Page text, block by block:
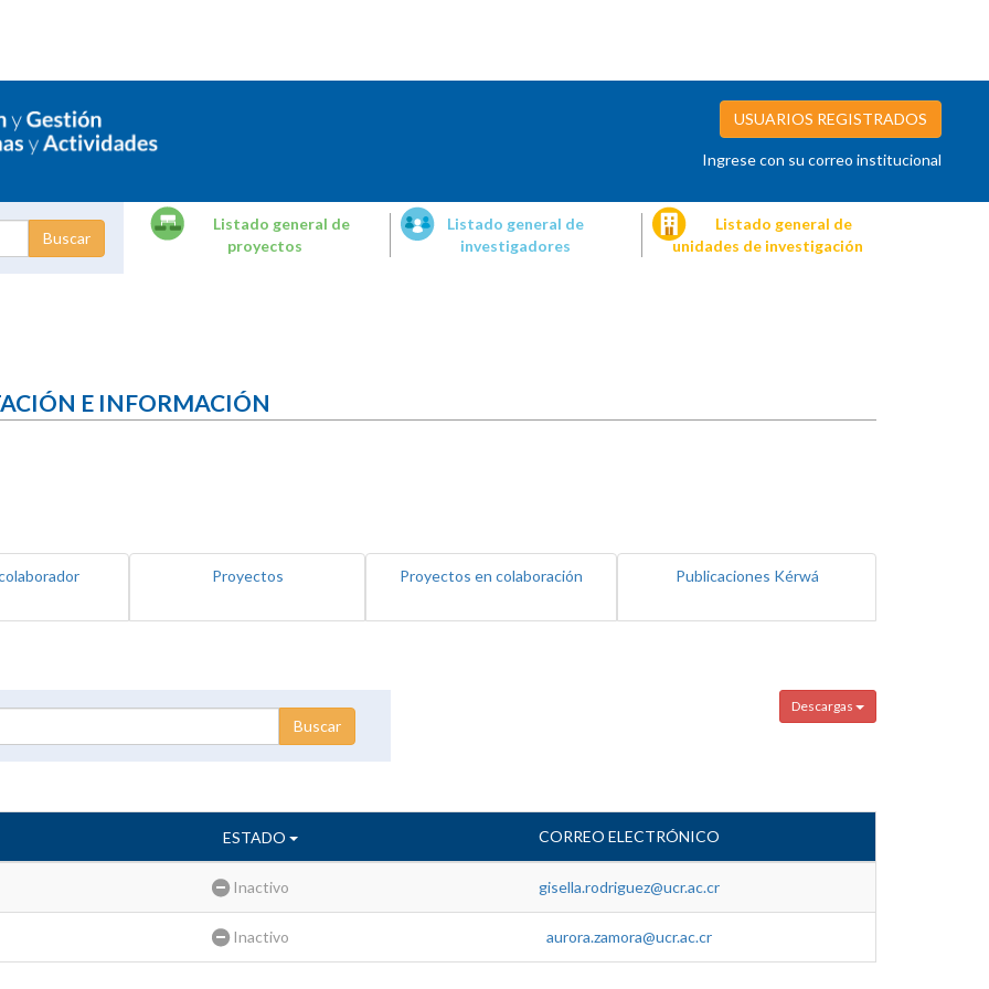
USUARIOS REGISTRADOS
Ingrese con su correo institucional
Listado general de
proyectos
Listado general de
investigadores
Listado general de
unidades de investigación
E INFORMACIÓN
Proyectos Proyectos en colaboración Publicaciones Kérwá
Descargas
ESTADO CORREO ELECTRÓNICO
Inactivo gisella.rodriguez@ucr.ac.cr
Inactivo aurora.zamora@ucr.ac.cr